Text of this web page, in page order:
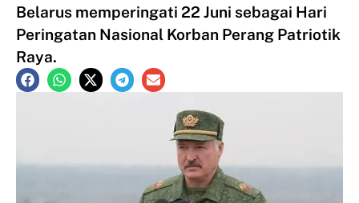
Belarus memperingati 22 Juni sebagai Hari
Peringatan Nasional Korban Perang Patriotik
Raya.